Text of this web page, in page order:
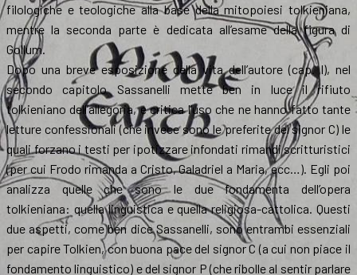
filologiche e teologiche alla base della mitopoiesi tolkieniana,
mentre la seconda parte è dedicata all’esame della figura di
Gollum.
Dopo una breve esposizione della vita dell’autore (cap. I), nel
secondo capitolo Sassanelli mette ben in luce il rifiuto
tolkieniano dell’allegoria, e critica l’uso che ne hanno fatto tante
letture confessionali (che invece sono le preferite del signor C) le
quali forzano i testi per ipotizzare infondati rimandi scritturistici
(per cui Frodo rimanda a Cristo, Galadriel a Maria, ecc…). Egli poi
analizza quelle che sono le due fondamenta dell’opera
tolkieniana: quella linguistica e quella religiosa-cattolica. Questi
due aspetti, come ben dice Sassanelli, sono entrambi essenziali
per capire Tolkien, con buona pace del signor C (a cui non piace il
fondamento linguistico) e del signor P (che ribolle al sentir parlare